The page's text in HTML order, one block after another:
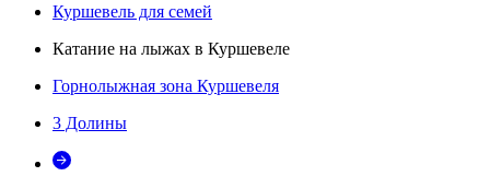
Куршевель для семей
Катание на лыжах в Куршевеле
Горнолыжная зона Куршевеля
3 Долины